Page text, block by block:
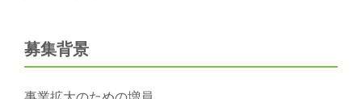
募集背景